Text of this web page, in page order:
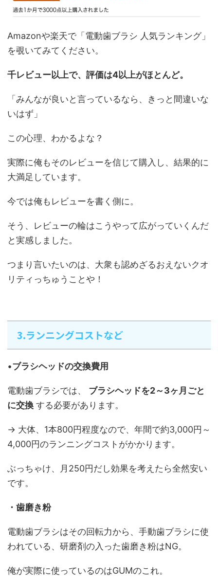
Amazonや楽天で「電動歯ブラシ 人気ランキング」
を覗いてみてください。
千レビュー以上で、評価は4以上がほとんど。
「みんなが良いと言っているなら、きっと間違いな
いはず」
この心理、わかるよな？
実際に俺もそのレビューを信じて購入し、結果的に
大満足しています。
今では俺もレビューを書く側に。
そう、レビューの輪はこうやって広がっていくんだ
と実感しました。
つまり言いたいのは、大衆も認めざるおえないクオ
リティっちゅうことや！
3.ランニングコストなど
•ブラシヘッドの交換費用
電動歯ブラシでは、 ブラシヘッドを2～3ヶ月ごと
に交換 する必要があります。
→ 大体、1本800円程度なので、年間で約3,000円～
4,000円のランニングコストがかかります。
ぶっちゃけ、月250円だし効果を考えたら全然安い
です。
・歯磨き粉
電動歯ブラシはその回転力から、手動歯ブラシに使
われている、研磨剤の入った歯磨き粉はNG。
俺が実際に使っているのはGUMのこれ。